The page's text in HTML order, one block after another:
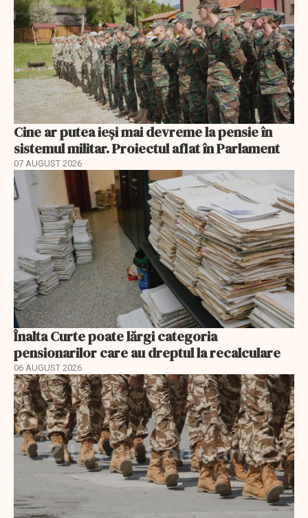
Cine ar putea ieși mai devreme la pensie în
sistemul militar. Proiectul aflat în Parlament
07 AUGUST 2026
Înalta Curte poate lărgi categoria
pensionarilor care au dreptul la recalculare
06 AUGUST 2026